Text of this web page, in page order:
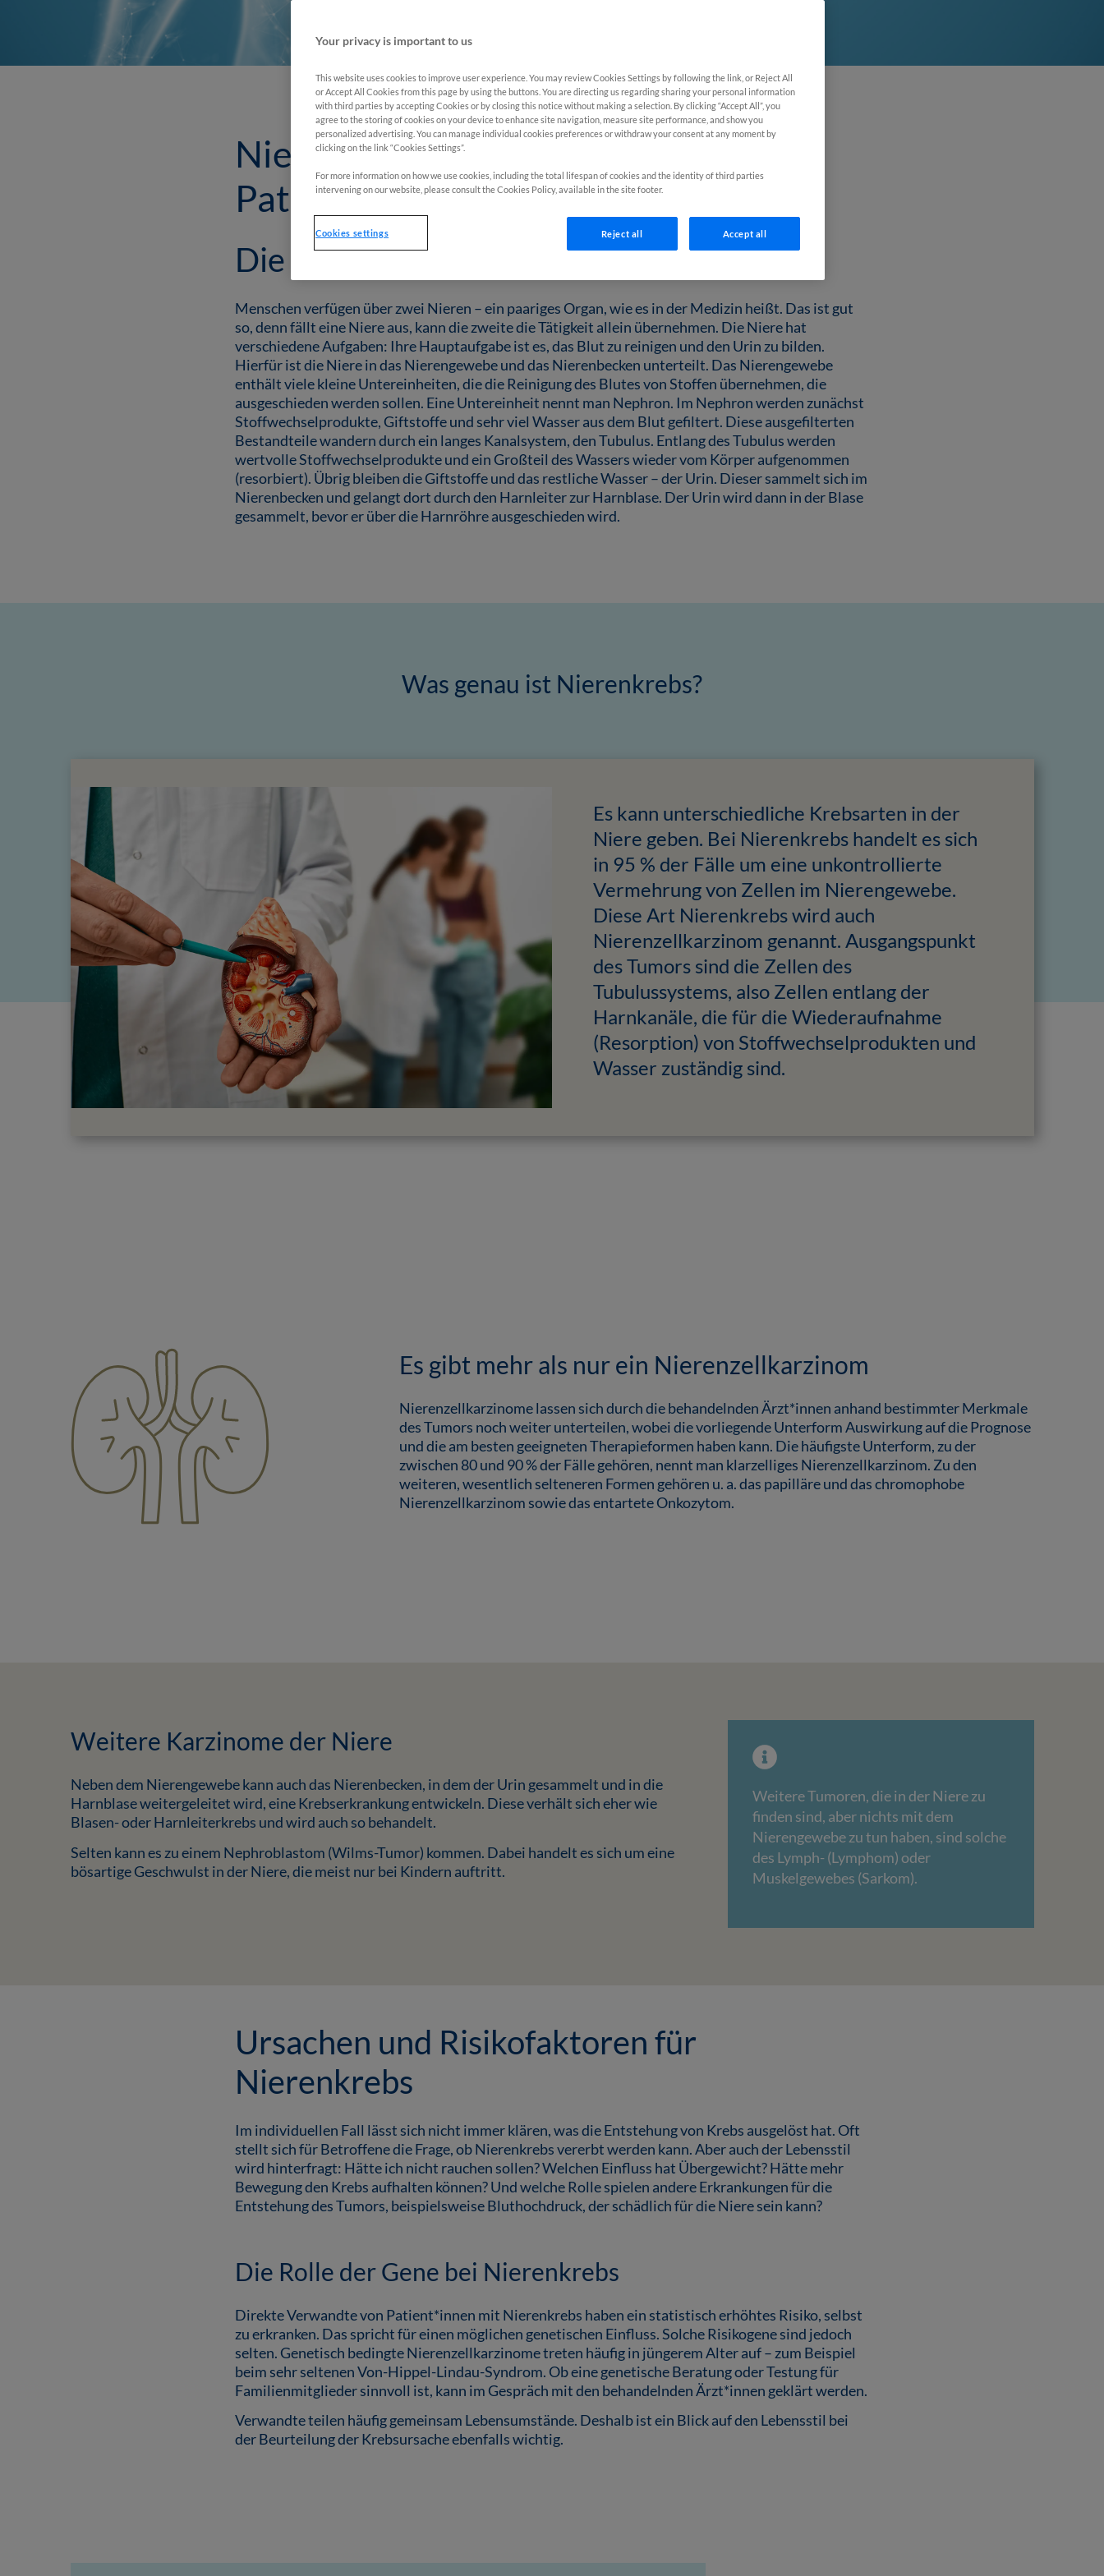
Nierenkrebs – Informationen für
Patient*innen und Angehörige
Die Aufgabe der Niere
Menschen verfügen über zwei Nieren – ein paariges Organ, wie es in der Medizin heißt. Das ist gut
so, denn fällt eine Niere aus, kann die zweite die Tätigkeit allein übernehmen. Die Niere hat
verschiedene Aufgaben: Ihre Hauptaufgabe ist es, das Blut zu reinigen und den Urin zu bilden.
Hierfür ist die Niere in das Nierengewebe und das Nierenbecken unterteilt. Das Nierengewebe
enthält viele kleine Untereinheiten, die die Reinigung des Blutes von Stoffen übernehmen, die
ausgeschieden werden sollen. Eine Untereinheit nennt man Nephron. Im Nephron werden zunächst
Stoffwechselprodukte, Giftstoffe und sehr viel Wasser aus dem Blut gefiltert. Diese ausgefilterten
Bestandteile wandern durch ein langes Kanalsystem, den Tubulus. Entlang des Tubulus werden
wertvolle Stoffwechselprodukte und ein Großteil des Wassers wieder vom Körper aufgenommen
(resorbiert). Übrig bleiben die Giftstoffe und das restliche Wasser – der Urin. Dieser sammelt sich im
Nierenbecken und gelangt dort durch den Harnleiter zur Harnblase. Der Urin wird dann in der Blase
gesammelt, bevor er über die Harnröhre ausgeschieden wird.
Was genau ist Nierenkrebs?
Es kann unterschiedliche Krebsarten in der
Niere geben. Bei Nierenkrebs handelt es sich
in 95 % der Fälle um eine unkontrollierte
Vermehrung von Zellen im Nierengewebe.
Diese Art Nierenkrebs wird auch
Nierenzellkarzinom genannt. Ausgangspunkt
des Tumors sind die Zellen des
Tubulussystems, also Zellen entlang der
Harnkanäle, die für die Wiederaufnahme
(Resorption) von Stoffwechselprodukten und
Wasser zuständig sind.
Es gibt mehr als nur ein Nierenzellkarzinom
Nierenzellkarzinome lassen sich durch die behandelnden Ärzt*innen anhand bestimmter Merkmale
des Tumors noch weiter unterteilen, wobei die vorliegende Unterform Auswirkung auf die Prognose
und die am besten geeigneten Therapieformen haben kann. Die häufigste Unterform, zu der
zwischen 80 und 90 % der Fälle gehören, nennt man klarzelliges Nierenzellkarzinom. Zu den
weiteren, wesentlich selteneren Formen gehören u. a. das papilläre und das chromophobe
Nierenzellkarzinom sowie das entartete Onkozytom.
Weitere Karzinome der Niere
Neben dem Nierengewebe kann auch das Nierenbecken, in dem der Urin gesammelt und in die
Harnblase weitergeleitet wird, eine Krebserkrankung entwickeln. Diese verhält sich eher wie
Blasen- oder Harnleiterkrebs und wird auch so behandelt.
Selten kann es zu einem Nephroblastom (Wilms-Tumor) kommen. Dabei handelt es sich um eine
bösartige Geschwulst in der Niere, die meist nur bei Kindern auftritt.
Weitere Tumoren, die in der Niere zu
finden sind, aber nichts mit dem
Nierengewebe zu tun haben, sind solche
des Lymph- (Lymphom) oder
Muskelgewebes (Sarkom).
Ursachen und Risikofaktoren für
Nierenkrebs
Im individuellen Fall lässt sich nicht immer klären, was die Entstehung von Krebs ausgelöst hat. Oft
stellt sich für Betroffene die Frage, ob Nierenkrebs vererbt werden kann. Aber auch der Lebensstil
wird hinterfragt: Hätte ich nicht rauchen sollen? Welchen Einfluss hat Übergewicht? Hätte mehr
Bewegung den Krebs aufhalten können? Und welche Rolle spielen andere Erkrankungen für die
Entstehung des Tumors, beispielsweise Bluthochdruck, der schädlich für die Niere sein kann?
Die Rolle der Gene bei Nierenkrebs
Direkte Verwandte von Patient*innen mit Nierenkrebs haben ein statistisch erhöhtes Risiko, selbst
zu erkranken. Das spricht für einen möglichen genetischen Einfluss. Solche Risikogene sind jedoch
selten. Genetisch bedingte Nierenzellkarzinome treten häufig in jüngerem Alter auf – zum Beispiel
beim sehr seltenen Von-Hippel-Lindau-Syndrom. Ob eine genetische Beratung oder Testung für
Familienmitglieder sinnvoll ist, kann im Gespräch mit den behandelnden Ärzt*innen geklärt werden.
Verwandte teilen häufig gemeinsam Lebensumstände. Deshalb ist ein Blick auf den Lebensstil bei
der Beurteilung der Krebsursache ebenfalls wichtig.
Your privacy is important to us
This website uses cookies to improve user experience. You may review Cookies Settings by following the link, or Reject All
or Accept All Cookies from this page by using the buttons. You are directing us regarding sharing your personal information
with third parties by accepting Cookies or by closing this notice without making a selection. By clicking “Accept All”, you
agree to the storing of cookies on your device to enhance site navigation, measure site performance, and show you
personalized advertising. You can manage individual cookies preferences or withdraw your consent at any moment by
clicking on the link “Cookies Settings”.
For more information on how we use cookies, including the total lifespan of cookies and the identity of third parties
intervening on our website, please consult the Cookies Policy, available in the site footer.
Cookies settings Reject all Accept all